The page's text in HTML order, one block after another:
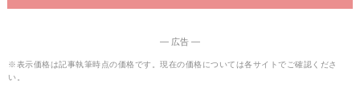
― 広告 ―
※表示価格は記事執筆時点の価格です。現在の価格については各サイトでご確認くださ
い。